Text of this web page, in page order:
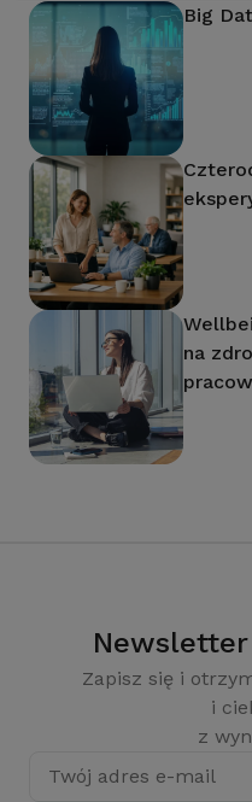
Big
na
Zapisz się i
i
z
Twój adres e-mail